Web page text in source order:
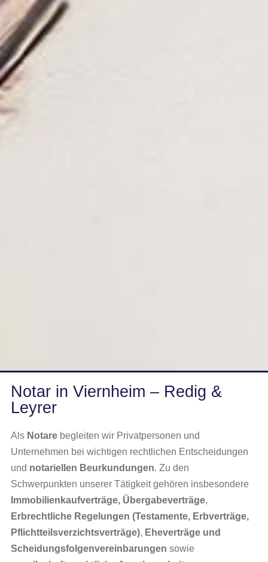
Notar in Viernheim – Redig &
Leyrer
Als Notare begleiten wir Privatpersonen und
Unternehmen bei wichtigen rechtlichen Entscheidungen
und notariellen Beurkundungen. Zu den
Schwerpunkten unserer Tätigkeit gehören insbesondere
Immobilienkaufverträge, Übergabeverträge,
Erbrechtliche Regelungen (Testamente, Erbverträge,
Pflichtteilsverzichtsverträge), Eheverträge und
Scheidungsfolgenvereinbarungen sowie